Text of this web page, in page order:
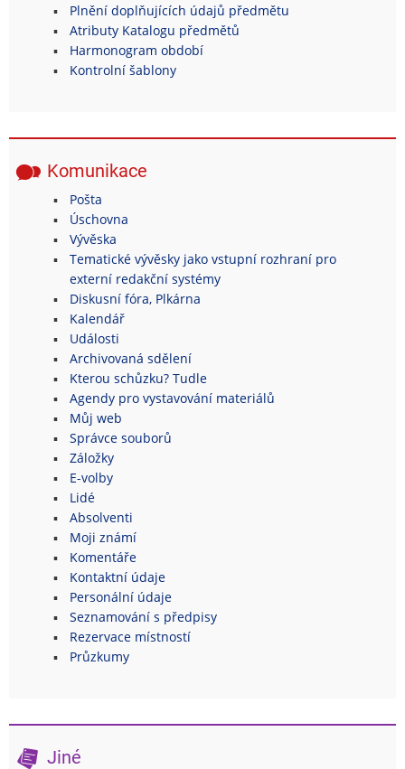
Plnění doplňujících údajů předmětu
Atributy Katalogu předmětů
Harmonogram období
Kontrolní šablony
Komunikace
Pošta
Úschovna
Vývěska
Tematické vývěsky jako vstupní rozhraní pro
externí redakční systémy
Diskusní fóra, Plkárna
Kalendář
Události
Archivovaná sdělení
Kterou schůzku? Tudle
Agendy pro vystavování materiálů
Můj web
Správce souborů
Záložky
E-volby
Lidé
Absolventi
Moji známí
Komentáře
Kontaktní údaje
Personální údaje
Seznamování s předpisy
Rezervace místností
Průzkumy
Jiné